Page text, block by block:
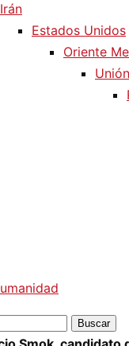
Irán
Estados Unidos
Oriente